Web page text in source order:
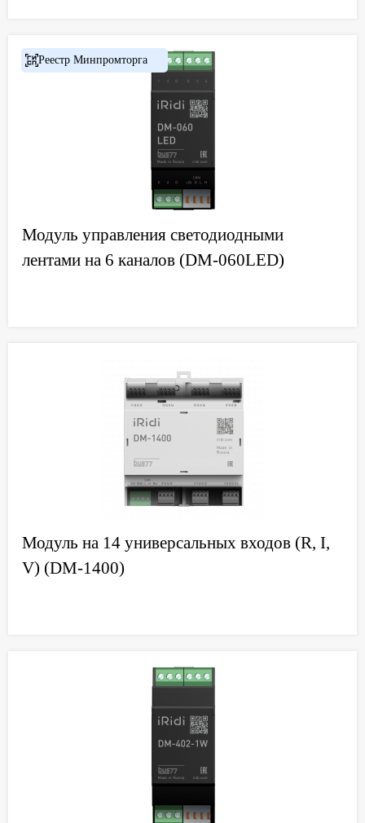
Реестр Минпромторга
Модуль управления светодиодными
лентами на 6 каналов (DM-060LED)
Модуль на 14 универсальных входов (R, I,
V) (DM-1400)